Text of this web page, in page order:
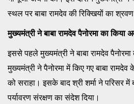
स्थल पर बाबा रामदेव की रिक्खियों का
मुख्यमंत्री ने बाबा रामदेव पैनोरमा का
इससे पहले मुख्यमंत्री ने बाबा रामदेव
मुख्यमंत्री ने पैनोरमा में किए गए बाबा
को सराहा। इसके बाद श्री शर्मा ने परिसर
पर्यावरण संरक्षण का संदेश दिया।